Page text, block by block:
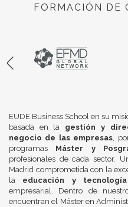
FORMACIÓN DE
EUDE Business School en su
basada en la gestión y
negocio de las empresas,
programas Máster y
profesionales de cada sector.
Madrid comprometida con la
la educación y tecnología
empresarial. Dentro de
encuentran el Máster en